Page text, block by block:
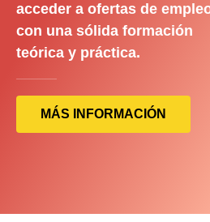
acceder a ofertas de
con una sólida formación
teórica y práctica.
MÁS INFORMACIÓN